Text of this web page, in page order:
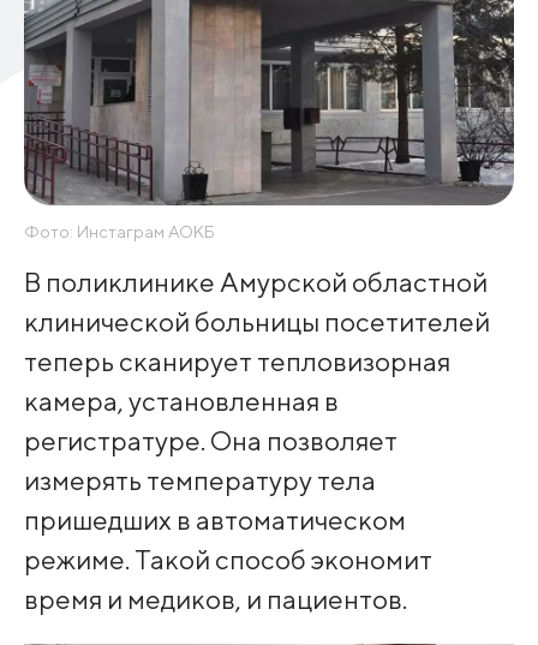
Фото: Инстаграм АОКБ
В поликлинике Амурской областной
клинической больницы посетителей
теперь сканирует тепловизорная
камера, установленная в
регистратуре. Она позволяет
измерять температуру тела
пришедших в автоматическом
режиме. Такой способ экономит
время и медиков, и пациентов.